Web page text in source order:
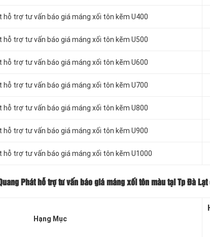
hỗ trợ tư vấn báo giá máng xối tôn kẽm U400
hỗ trợ tư vấn báo giá máng xối tôn kẽm U500
hỗ trợ tư vấn báo giá máng xối tôn kẽm U600
hỗ trợ tư vấn báo giá máng xối tôn kẽm U700
hỗ trợ tư vấn báo giá máng xối tôn kẽm U800
hỗ trợ tư vấn báo giá máng xối tôn kẽm U900
hỗ trợ tư vấn báo giá máng xối tôn kẽm U1000
Phát hỗ trợ tư vấn báo giá máng xối tôn màu tại Tp Đà Lạt
Hạng Mục